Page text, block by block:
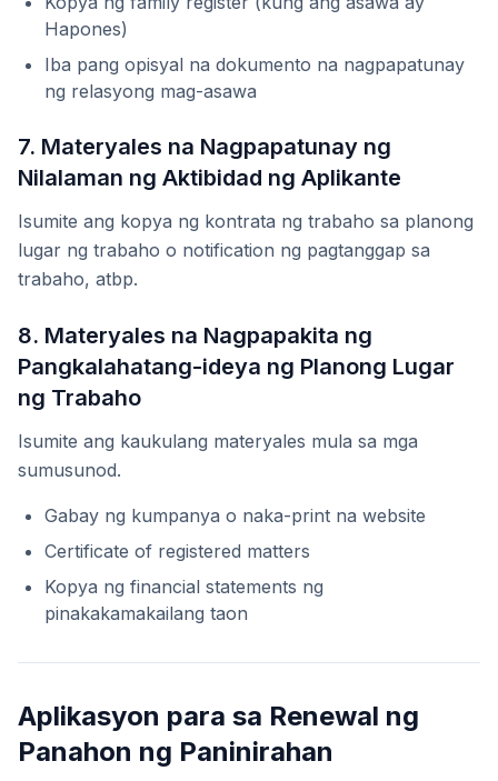
Hapones)
Iba pang opisyal na dokumento na nagpapatunay
ng relasyong mag-asawa
7. Materyales na Nagpapatunay ng
Nilalaman ng Aktibidad ng Aplikante
Isumite ang kopya ng kontrata ng trabaho sa planong
lugar ng trabaho o notification ng pagtanggap sa
trabaho, atbp.
8. Materyales na Nagpapakita ng
Pangkalahatang-ideya ng Planong Lugar
ng Trabaho
Isumite ang kaukulang materyales mula sa mga
sumusunod.
Gabay ng kumpanya o naka-print na website
Certificate of registered matters
Kopya ng financial statements ng
pinakakamakailang taon
Aplikasyon para sa Renewal ng
Panahon ng Paninirahan